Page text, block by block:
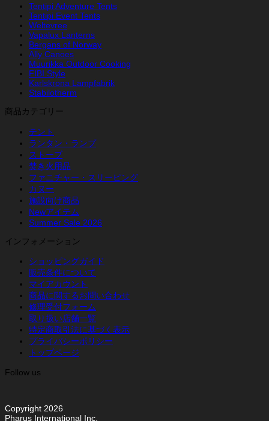
Tentipi Adventure Tents
Tentipi Event Tents
Weltevree
Vapalux Lanterns
Bergans of Norway
Ally Canoes
Muurikka Outdoor Cooking
FIBI Style
Karlskrona Lampfabrik
Stabilotherm
商品カテゴリー
テント
ランタン・ランプ
ストーブ
焚き火用品
ファニチャー・スリーピング
カヌー
施設向け商品
Newアイテム
Summer Sale 2026
インフォメーション
ショッピングガイド
販売条件について
マイアカウント
商品に関するお問い合わせ
修理受付フォーム
取り扱い店舗一覧
特定商取引法に基づく表示
プライバシーポリシー
トップページ
Follow us
Copyright 2026
Pharus International Inc.